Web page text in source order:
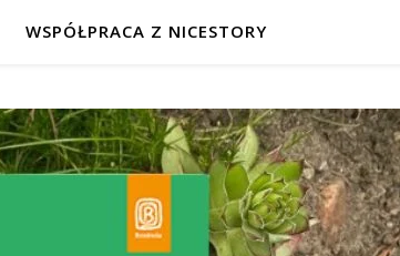
WSPÓŁPRACA Z NICESTORY